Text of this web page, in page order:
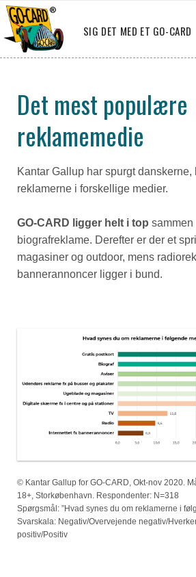
SIG DET MED ET GO-CARD
Det mest populære
reklamemedie
Kantar Gallup har spurgt
reklamerne i forskellige medier.
GO-CARD ligger helt i top sammen
biografreklame. Derefter er der et
magasiner og outdoor, mens
bannerannoncer ligger i bund.
© Kantar Gallup for GO-CARD, Okt-nov 2020.
18+, Storkøbenhavn. Respondenter: N=318
Spørgsmål: ”Hvad synes du om reklamerne i
Svarskala: Negativ/Overvejende negativ/
positiv/Positiv